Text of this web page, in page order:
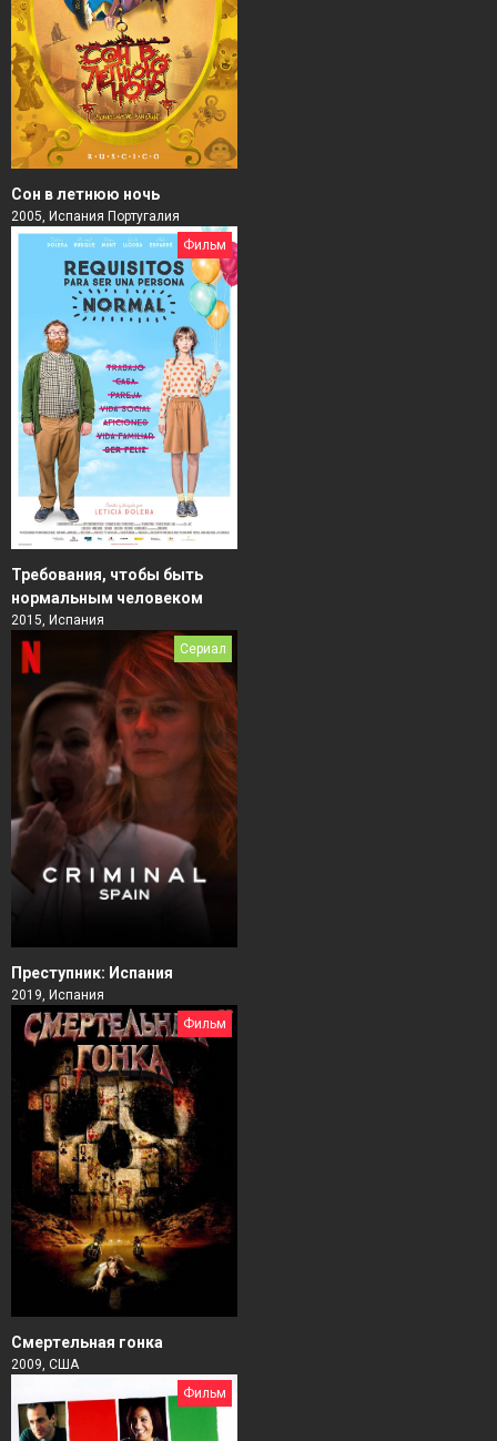
Сон в летнюю ночь
2005, Испания Португалия
Фильм
Требования, чтобы быть
нормальным человеком
2015, Испания
Сериал
Преступник: Испания
2019, Испания
Фильм
Смертельная гонка
2009, США
Фильм